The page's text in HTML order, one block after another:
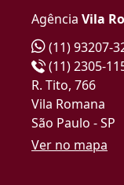
Agência Vila
(11) 93207-
(11) 2305-
R. Tito, 766
Vila Romana
São Paulo - SP
Ver no mapa